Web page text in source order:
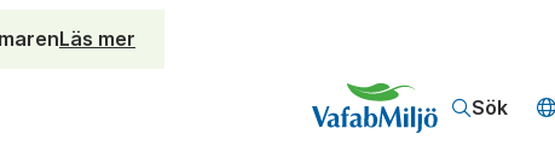
Läs mer
Sök